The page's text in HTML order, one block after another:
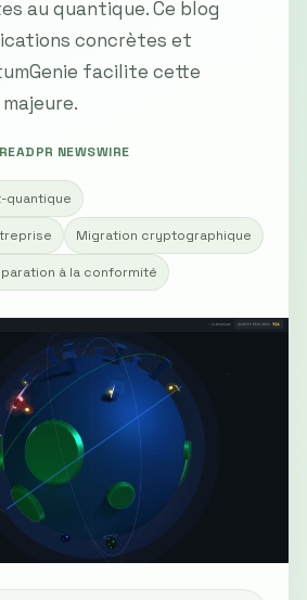
au quantique. Ce blog
concrètes et
facilite cette
PR NEWSWIRE
quantique
Migration cryptographique
à la conformité